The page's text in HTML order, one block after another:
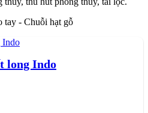
long Indo